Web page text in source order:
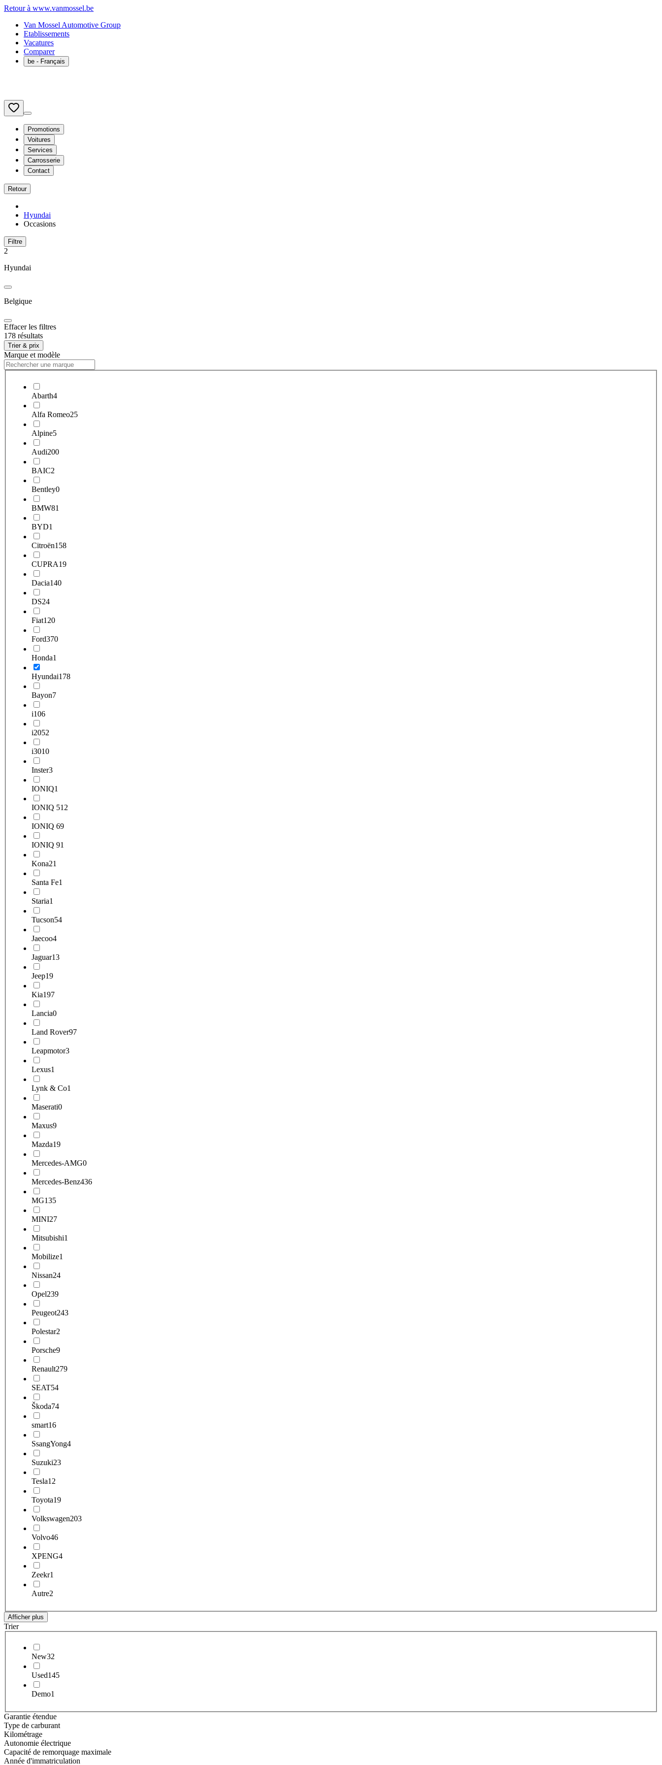
Retour à www.vanmossel.be
Van Mossel Automotive Group
Etablissements
Vacatures
Comparer
be - Français
Promotions
Voitures
Services
Carrosserie
Contact
Retour
Hyundai
Occasions
Filtre
2
Hyundai
Belgique
Effacer les filtres
178 résultats
Trier & prix
Marque et modèle
Abarth4
Alfa Romeo25
Alpine5
Audi200
BAIC2
Bentley0
BMW81
BYD1
Citroën158
CUPRA19
Dacia140
DS24
Fiat120
Ford370
Honda1
Hyundai178
Bayon7
i106
i2052
i3010
Inster3
IONIQ1
IONIQ 512
IONIQ 69
IONIQ 91
Kona21
Santa Fe1
Staria1
Tucson54
Jaecoo4
Jaguar13
Jeep19
Kia197
Lancia0
Land Rover97
Leapmotor3
Lexus1
Lynk & Co1
Maserati0
Maxus9
Mazda19
Mercedes-AMG0
Mercedes-Benz436
MG135
MINI27
Mitsubishi1
Mobilize1
Nissan24
Opel239
Peugeot243
Polestar2
Porsche9
Renault279
SEAT54
Škoda74
smart16
SsangYong4
Suzuki23
Tesla12
Toyota19
Volkswagen203
Volvo46
XPENG4
Zeekr1
Autre2
Afficher plus
Trier
New32
Used145
Demo1
Garantie étendue
Type de carburant
Kilométrage
Autonomie électrique
Capacité de remorquage maximale
Année d'immatriculation